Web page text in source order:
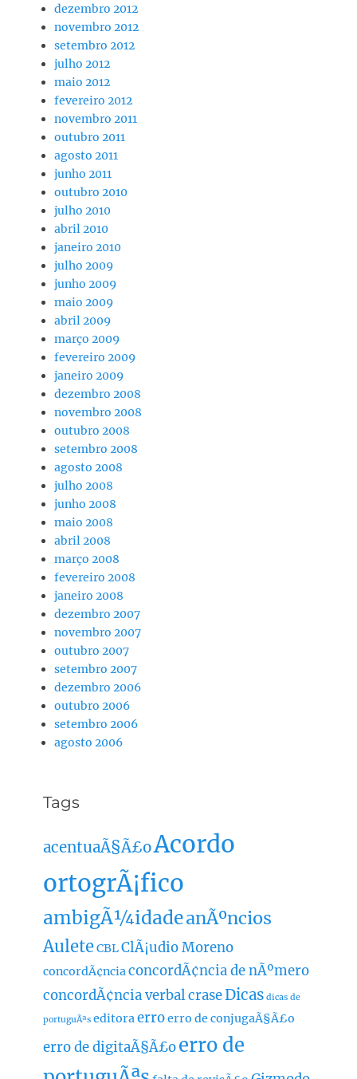
dezembro 2012
novembro 2012
setembro 2012
julho 2012
maio 2012
fevereiro 2012
novembro 2011
outubro 2011
agosto 2011
junho 2011
outubro 2010
julho 2010
abril 2010
janeiro 2010
julho 2009
junho 2009
maio 2009
abril 2009
março 2009
fevereiro 2009
janeiro 2009
dezembro 2008
novembro 2008
outubro 2008
setembro 2008
agosto 2008
julho 2008
junho 2008
maio 2008
abril 2008
março 2008
fevereiro 2008
janeiro 2008
dezembro 2007
novembro 2007
outubro 2007
setembro 2007
dezembro 2006
outubro 2006
setembro 2006
agosto 2006
Tags
acentuaÃ§Ã£oAcordo
ortogrÃ¡fico
ambigÃ¼idadeanÃºncios
AuleteCBLClÃ¡udio Moreno
concordÃ¢nciaconcordÃ¢ncia de nÃºmero
concordÃ¢ncia verbalcraseDicas dicas de
portuguÃªs editoraerroerro de conjugaÃ§Ã£o
erro de digitaÃ§Ã£oerro de